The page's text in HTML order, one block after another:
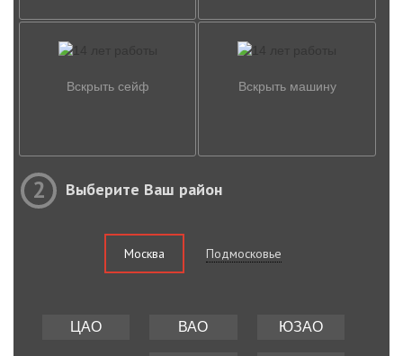
Вскрыть сейф Вскрыть машину
2 Выберите Ваш район
Москва Подмосковье
ЦАО ВАО ЮЗАО